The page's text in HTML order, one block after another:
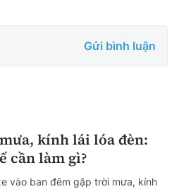
Gửi bình luận
kính lái lóa đèn:
cần làm gì?
vào ban đêm gặp trời mưa, kính